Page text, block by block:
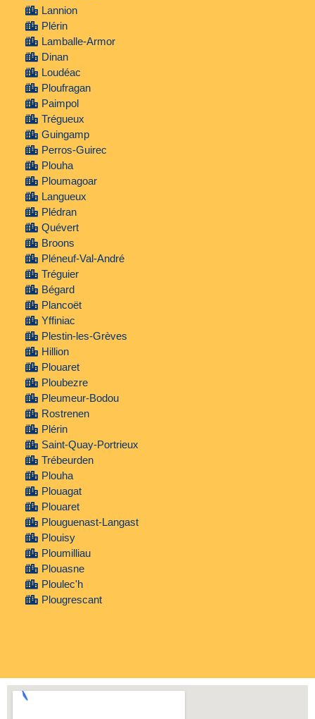
Lannion
Plérin
Lamballe-Armor
Dinan
Loudéac
Ploufragan
Paimpol
Trégueux
Guingamp
Perros-Guirec
Plouha
Ploumagoar
Langueux
Plédran
Quévert
Broons
Pléneuf-Val-André
Tréguier
Bégard
Plancoët
Yffiniac
Plestin-les-Grèves
Hillion
Plouaret
Ploubezre
Pleumeur-Bodou
Rostrenen
Plérin
Saint-Quay-Portrieux
Trébeurden
Plouha
Plouagat
Plouaret
Plouguenast-Langast
Plouisy
Ploumilliau
Plouasne
Ploulec'h
Plougrescant